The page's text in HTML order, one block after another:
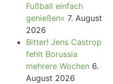
Fußball einfach
genießen« 7. August
2026
Bitter! Jens Castrop
fehlt Borussia
mehrere Wochen 6.
August 2026